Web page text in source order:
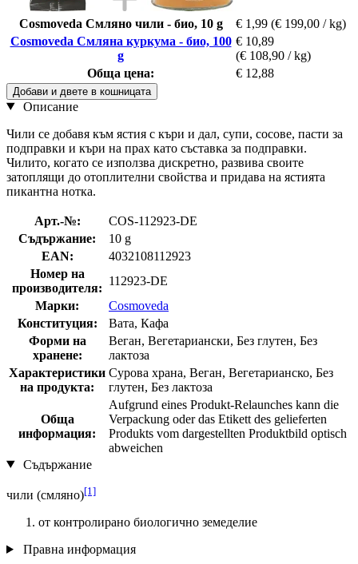
Cosmoveda Смляно чили - био, 10 g € 1,99 (€ 199,00 / kg)
Cosmoveda Смляна куркума - био, 100
g
€ 10,89
(€ 108,90 / kg)
Обща цена:
€ 12,88
Добави и двете в кошницата
Описание
Чили се добавя към ястия с къри и дал, супи, сосове, пасти за
подправки и къри на прах като съставка за подправки.
Чилито, когато се използва дискретно, развива своите
затоплящи до отоплителни свойства и придава на ястията
пикантна нотка.
Арт.-№:
COS-112923-DE
Съдържание:
10 g
EAN:
4032108112923
Номер на
производителя:
112923-DE
Марки:
Cosmoveda
Конституция:
Вата, Кафа
Форми на
хранене:
Веган, Вегетариански, Без глутен, Без
лактоза
Характеристики
на продукта:
Сурова храна, Веган, Вегетарианско, Без
глутен, Без лактоза
Обща
информация:
Aufgrund eines Produkt-Relaunches kann die
Verpackung oder das Etikett des gelieferten
Produkts vom dargestellten Produktbild optisch
abweichen
Съдържание
чили (смляно)[1]
от контролирано биологично земеделие
Правна информация